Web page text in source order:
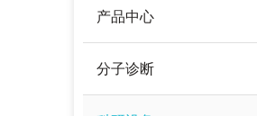
产品中心
分子诊断